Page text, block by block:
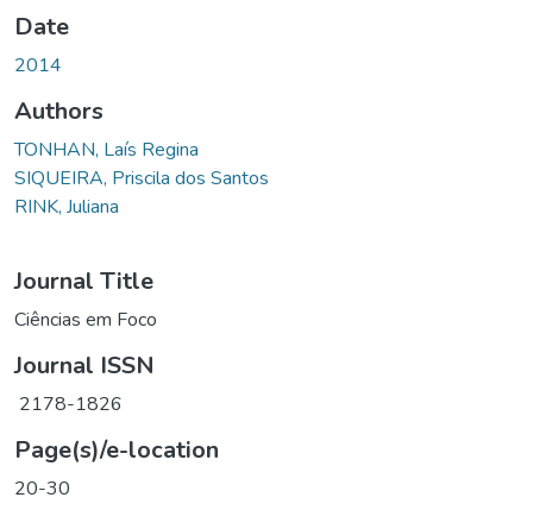
Date
2014
Authors
TONHAN, Laís Regina
SIQUEIRA, Priscila dos Santos
RINK, Juliana
Journal Title
Ciências em Foco
Journal ISSN
2178-1826
Page(s)/e-location
20-30